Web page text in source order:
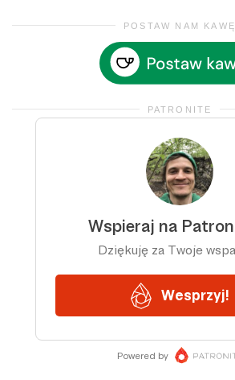
POSTAW NAM KAWĘ
PATRONITE